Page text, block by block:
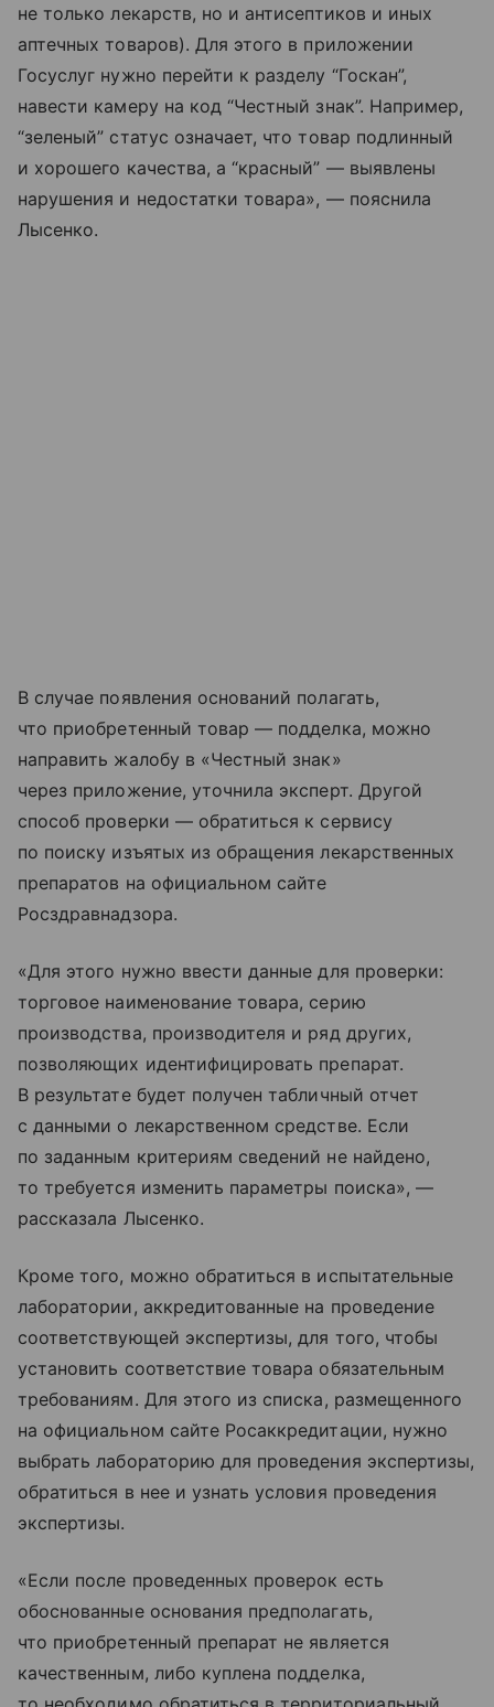
не только лекарств, но и антисептиков и иных
аптечных товаров). Для этого в приложении
Госуслуг нужно перейти к разделу “Госкан”,
навести камеру на код “Честный знак”. Например,
“зеленый” статус означает, что товар подлинный
и хорошего качества, а “красный” — выявлены
нарушения и недостатки товара», — пояснила
Лысенко.
В случае появления оснований полагать,
что приобретенный товар — подделка, можно
направить жалобу в «Честный знак»
через приложение, уточнила эксперт. Другой
способ проверки — обратиться к сервису
по поиску изъятых из обращения лекарственных
препаратов на официальном сайте
Росздравнадзора.
«Для этого нужно ввести данные для проверки:
торговое наименование товара, серию
производства, производителя и ряд других,
позволяющих идентифицировать препарат.
В результате будет получен табличный отчет
с данными о лекарственном средстве. Если
по заданным критериям сведений не найдено,
то требуется изменить параметры поиска», —
рассказала Лысенко.
Кроме того, можно обратиться в испытательные
лаборатории, аккредитованные на проведение
соответствующей экспертизы, для того, чтобы
установить соответствие товара обязательным
требованиям. Для этого из списка, размещенного
на официальном сайте Росаккредитации, нужно
выбрать лабораторию для проведения экспертизы,
обратиться в нее и узнать условия проведения
экспертизы.
«Если после проведенных проверок есть
обоснованные основания предполагать,
что приобретенный препарат не является
качественным, либо куплена подделка,